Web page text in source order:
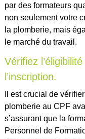
par des formateurs
non seulement votre
la plomberie, mais
le marché du travail.
Vérifiez
l’inscription.
Il est crucial de
plomberie au CPF
s’assurant que la
Personnel de